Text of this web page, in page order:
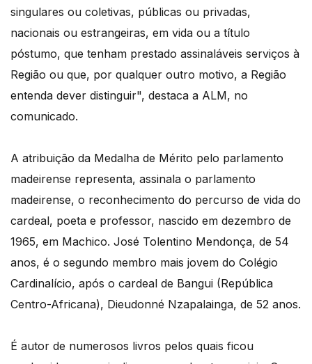
singulares ou coletivas, públicas ou privadas,
nacionais ou estrangeiras, em vida ou a título
póstumo, que tenham prestado assinaláveis serviços à
Região ou que, por qualquer outro motivo, a Região
entenda dever distinguir", destaca a ALM, no
comunicado.
A atribuição da Medalha de Mérito pelo parlamento
madeirense representa, assinala o parlamento
madeirense, o reconhecimento do percurso de vida do
cardeal, poeta e professor, nascido em dezembro de
1965, em Machico. José Tolentino Mendonça, de 54
anos, é o segundo membro mais jovem do Colégio
Cardinalício, após o cardeal de Bangui (República
Centro-Africana), Dieudonné Nzapalainga, de 52 anos.
É autor de numerosos livros pelos quais ficou